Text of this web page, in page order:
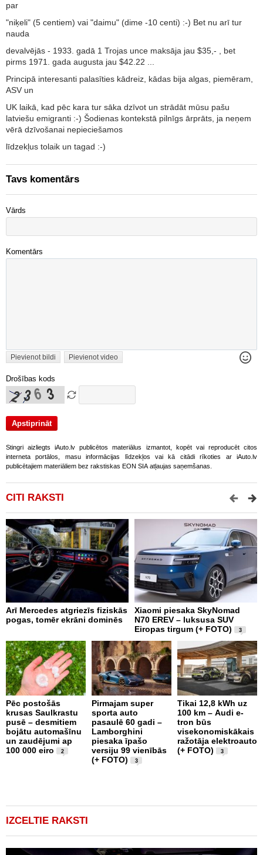
par
"niķeli" (5 centiem) vai "daimu" (dime -10 centi) :-) Bet nu arī tur
nauda
devalvējās - 1933. gadā 1 Trojas unce maksāja jau $35,- , bet
pirms 1971. gada augusta jau $42.22 ...
Principā interesanti palasīties kādreiz, kādas bija algas, piemēram,
ASV un
UK laikā, kad pēc kara tur sāka dzīvot un strādāt mūsu pašu
latviešu emigranti :-) Šodienas kontekstā pilnīgs ārprāts, ja neņem
vērā dzīvošanai nepieciešamos
līdzekļus tolaik un tagad :-)
Tavs komentārs
Vārds
Komentārs
Pievienot bildi Pievienot video
Drošības kods
Stingri aizliegts iAuto.lv publicētos materiālus izmantot, kopēt vai reproducēt citos
interneta portālos, masu informācijas līdzekļos vai kā citādi rīkoties ar iAuto.lv
publicētajiem materiāliem bez rakstiskas EON SIA atļaujas saņemšanas.
CITI RAKSTI
Arī Mercedes atgriezīs fiziskās
pogas, tomēr ekrāni dominēs
Xiaomi piesaka SkyNomad
N70 EREV – luksusa SUV
Eiropas tirgum (+ FOTO)
3
Pēc postošās
krusas Saulkrastu
pusē – desmitiem
bojātu automašīnu
un zaudējumi ap
100 000 eiro
2
Pirmajam super
sporta auto
pasaulē 60 gadi –
Lamborghini
piesaka īpašo
versiju 99 vienībās
(+ FOTO)
3
Tikai 12,8 kWh uz
100 km – Audi e-
tron būs
visekonomiskākais
ražotāja elektroauto
(+ FOTO)
3
IZCELTIE RAKSTI